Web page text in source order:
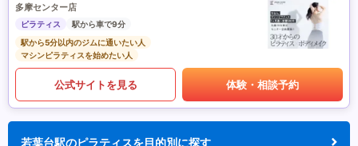
多摩センター店
ピラティス
駅から車で9分
駅から5分以内のジムに通いたい人
マシンピラティスを始めたい人
公式サイトを見る 体験・相談予約
若葉台駅のピラティスを目的別に探す